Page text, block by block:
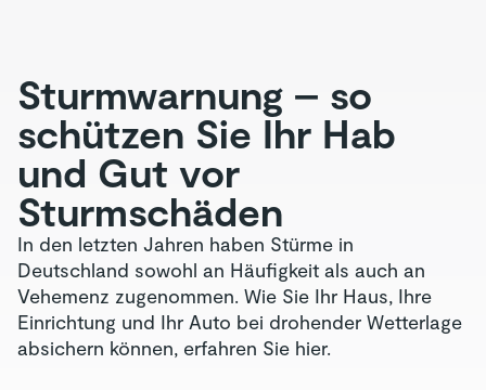
Sturmwarnung – so
schützen Sie Ihr Hab
und Gut vor
Sturmschäden
In den letzten Jahren haben Stürme in
Deutschland sowohl an Häufigkeit als auch an
Vehemenz zugenommen. Wie Sie Ihr Haus, Ihre
Einrichtung und Ihr Auto bei drohender Wetterlage
absichern können, erfahren Sie hier.